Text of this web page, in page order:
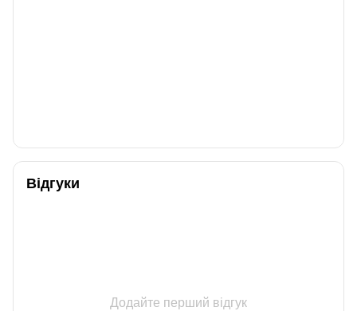
Відгуки
Додайте перший відгук